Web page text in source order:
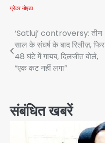
ग्रेटर नोएडा
Post
navigation
‘Satluj’ controversy: तीन
साल के संघर्ष के बाद रिलीज़, फिर
48 घंटे में गायब, दिलजीत बोले,
“एक कट नहीं लगा”
संबंधित खबरें